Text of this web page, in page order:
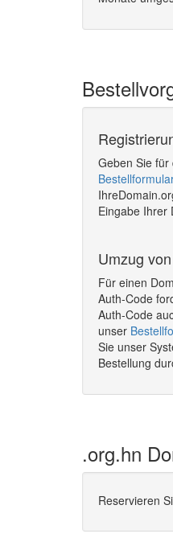
Geben Sie
Eingabe Ihrer
Umzug
Für einen
Auth-Code
Auth-Code
unser
Sie unser
Bestellung
.org.hn
Reservieren